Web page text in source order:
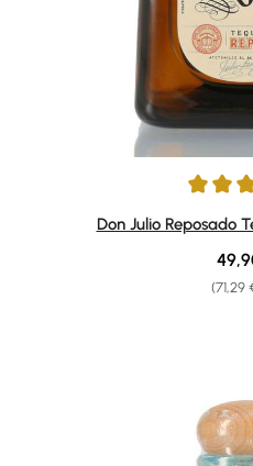
Average rating of 4.76 out of
Don Julio Reposado
(71,29